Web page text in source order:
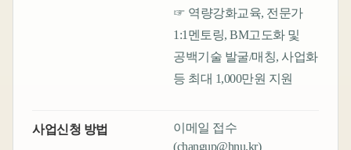
☞ 역량강화교육, 전문가
1:1멘토링, BM고도화 및
공백기술 발굴/매칭, 사업화
등 최대 1,000만원 지원
사업신청 방법
이메일 접수
(changup@hnu.kr)